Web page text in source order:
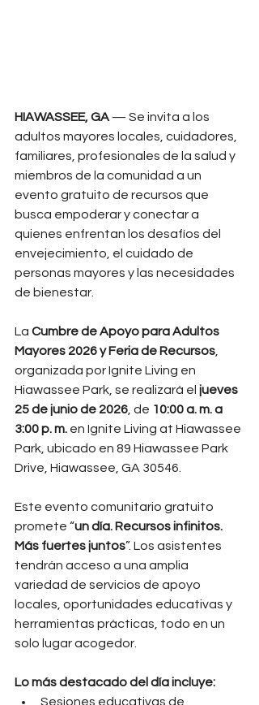
HIAWASSEE, GA — Se invita a los
adultos mayores locales, cuidadores,
familiares, profesionales de la salud y
miembros de la comunidad a un
evento gratuito de recursos que
busca empoderar y conectar a
quienes enfrentan los desafíos del
envejecimiento, el cuidado de
personas mayores y las necesidades
de bienestar.
La Cumbre de Apoyo para Adultos
Mayores 2026 y Feria de Recursos,
organizada por Ignite Living en
Hiawassee Park, se realizará el jueves
25 de junio de 2026, de 10:00 a. m. a
3:00 p. m. en Ignite Living at Hiawassee
Park, ubicado en 89 Hiawassee Park
Drive, Hiawassee, GA 30546.
Este evento comunitario gratuito
promete “un día. Recursos infinitos.
Más fuertes juntos”. Los asistentes
tendrán acceso a una amplia
variedad de servicios de apoyo
locales, oportunidades educativas y
herramientas prácticas, todo en un
solo lugar acogedor.
Lo más destacado del día incluye:
Sesiones educativas de